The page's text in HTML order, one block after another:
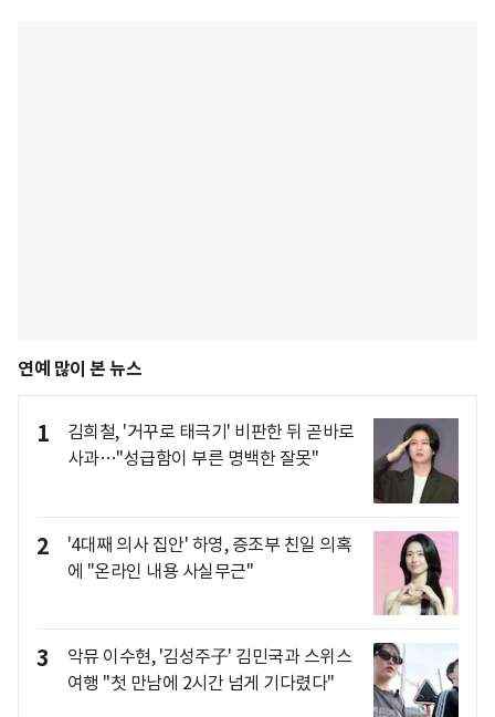
연예 많이 본 뉴스
1
김희철, '거꾸로 태극기' 비판한 뒤 곧바로
사과…"성급함이 부른 명백한 잘못"
2
'4대째 의사 집안' 하영, 증조부 친일 의혹
에 "온라인 내용 사실무근"
3
악뮤 이수현, '김성주子' 김민국과 스위스
여행 "첫 만남에 2시간 넘게 기다렸다"